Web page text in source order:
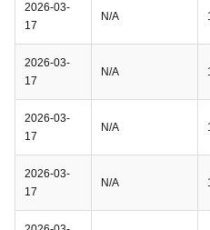
2026-03-
17
N/A
2026-03-
17
N/A
2026-03-
17
N/A
2026-03-
17
N/A